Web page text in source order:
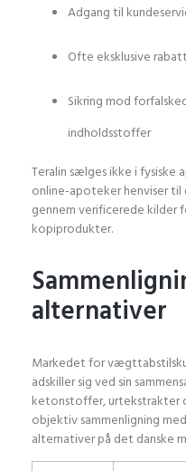
Adgang til
Ofte eksklusive
Sikring mod
indholdsstoffer
Teralin sælges ikke i fysiske
online-apoteker henviser
gennem verificerede kilder
kopiprodukter.
alternativer
Markedet for
adskiller sig ved sin
ketonstoffer, urtekstrakter
objektiv sammenligning
alternativer på det danske